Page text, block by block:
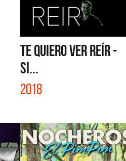
TE QUIERO VER REÍR -
SI...
2018